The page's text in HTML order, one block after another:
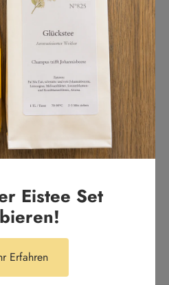
Eistee Set
Erfahren
schreiben